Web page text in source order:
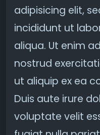
adipisicing elit,
incididunt ut
aliqua. Ut enim
nostrud
ut aliquip ex ea
Duis aute irure
voluptate velit